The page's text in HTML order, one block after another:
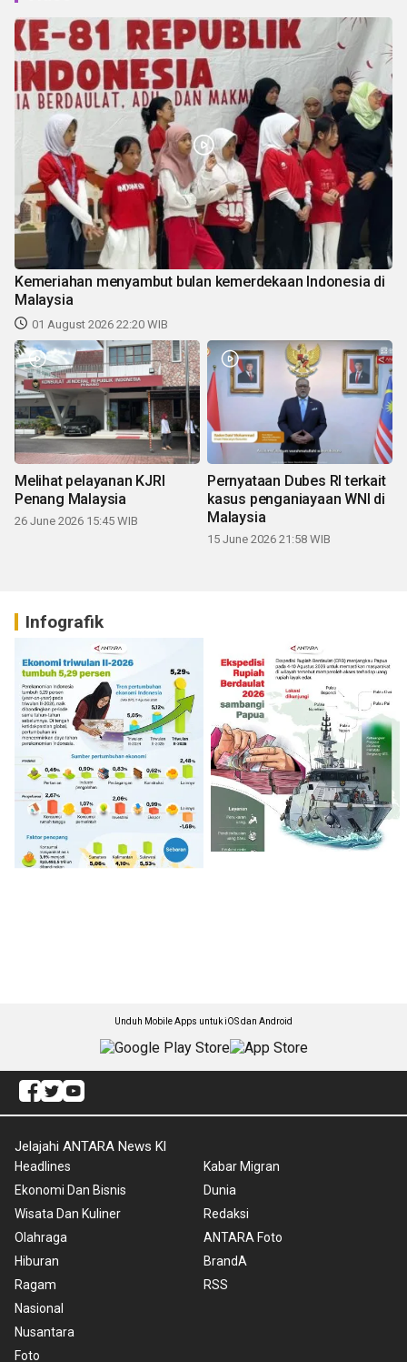
Kemeriahan menyambut bulan kemerdekaan Indonesia di
Malaysia
01 August 2026 22:20 WIB
Melihat pelayanan KJRI
Penang Malaysia
26 June 2026 15:45 WIB
Pernyataan Dubes RI terkait
kasus penganiayaan WNI di
Malaysia
15 June 2026 21:58 WIB
Infografik
Unduh Mobile Apps untuk iOS dan Android
Jelajahi ANTARA News Kl
Headlines
Ekonomi Dan Bisnis
Wisata Dan Kuliner
Olahraga
Hiburan
Ragam
Nasional
Nusantara
Foto
Kabar Migran
Dunia
Redaksi
ANTARA Foto
BrandA
RSS